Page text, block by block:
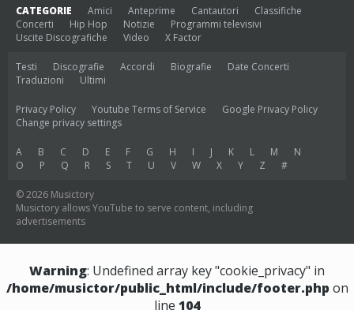
CATEGORIE Amici Anteprime Cantautori
Classifiche
Concerti
Hip Hop Notizie
Programmi televisivi
Uscite Discografiche
Video X Factor
Testi Discografie Accordi Biografie
Date Concerti
Traduzioni
Ultimi
Privacy Policy Youtube Terms of Service
Google Privacy Policy
Change privacy settings
A B C D E F G H I J K L M
N
O
P Q R S T U V W X Y Z #
© 2026 Musictory
Musictory allows YouTube to serve content, including
advertisements
Warning: Undefined array key "cookie_privacy" in
/home/musictor/public_html/include/footer.php on
line 104